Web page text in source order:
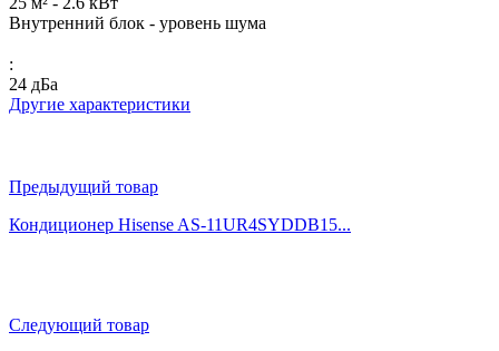
Внутренний блок - уровень шума
:
24 дБа
Другие характеристики
Предыдущий товар
Кондиционер Hisense AS-11UR4SYDDB15...
Следующий товар